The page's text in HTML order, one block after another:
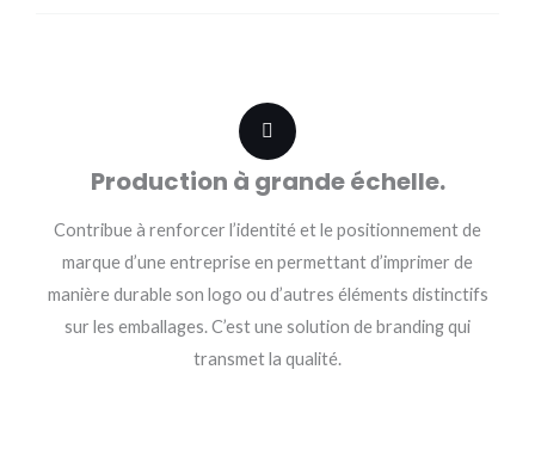
Production à grande échelle.
Contribue à renforcer l’identité et le positionnement de
marque d’une entreprise en permettant d’imprimer de
manière durable son logo ou d’autres éléments distinctifs
sur les emballages. C’est une solution de branding qui
transmet la qualité.